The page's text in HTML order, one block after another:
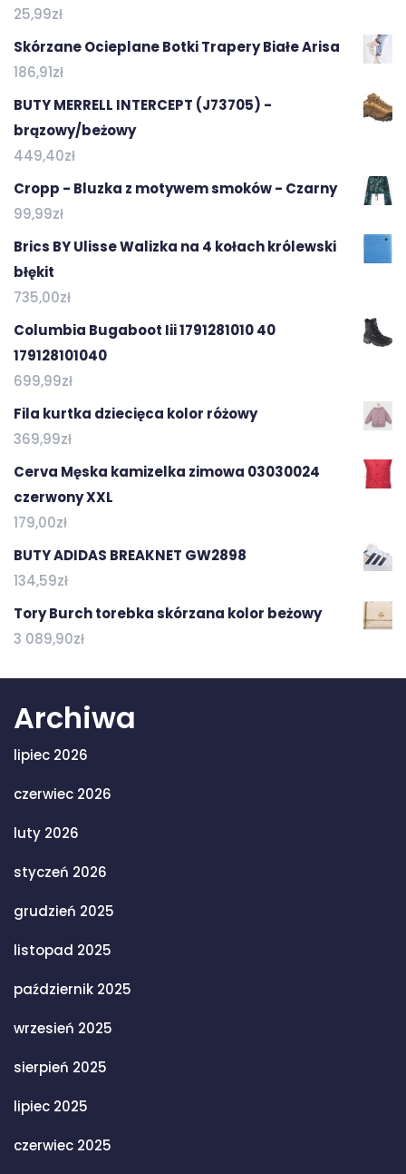
25,99zł
Skórzane Ocieplane Botki Trapery Białe Arisa
186,91zł
BUTY MERRELL INTERCEPT (J73705) -
brązowy/beżowy
449,40zł
Cropp - Bluzka z motywem smoków - Czarny
99,99zł
Brics BY Ulisse Walizka na 4 kołach królewski
błękit
735,00zł
Columbia Bugaboot Iii 1791281010 40
179128101040
699,99zł
Fila kurtka dziecięca kolor różowy
369,99zł
Cerva Męska kamizelka zimowa 03030024
czerwony XXL
179,00zł
BUTY ADIDAS BREAKNET GW2898
134,59zł
Tory Burch torebka skórzana kolor beżowy
3 089,90zł
Archiwa
lipiec 2026
czerwiec 2026
luty 2026
styczeń 2026
grudzień 2025
listopad 2025
październik 2025
wrzesień 2025
sierpień 2025
lipiec 2025
czerwiec 2025